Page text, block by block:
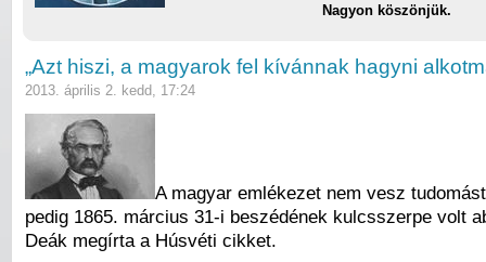
Nagyon köszönjük.
„Azt hiszi, a magyarok fel kívánnak hagyni
2013. április 2. kedd, 17:24
A magyar emlékezet nem vesz
pedig 1865. március 31-i beszédének kulcsszerpe volt
Deák megírta a Húsvéti cikket.